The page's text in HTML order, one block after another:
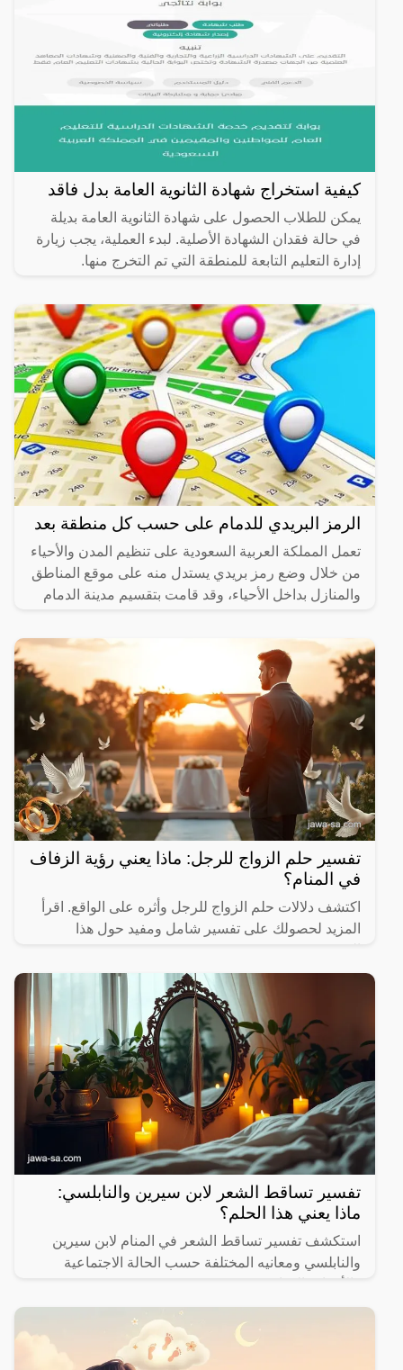
كيفية استخراج شهادة الثانوية العامة بدل فاقد
يمكن للطلاب الحصول على شهادة الثانوية العامة بديلة
في حالة فقدان الشهادة الأصلية. لبدء العملية، يجب زيارة
إدارة التعليم التابعة للمنطقة التي تم التخرج منها.
الرمز البريدي للدمام على حسب كل منطقة بعد
تعمل المملكة العربية السعودية على تنظيم المدن والأحياء
من خلال وضع رمز بريدي يستدل منه على موقع المناطق
والمنازل بداخل الأحياء، وقد قامت بتقسيم مدينة الدمام
تفسير حلم الزواج للرجل: ماذا يعني رؤية الزفاف
في المنام؟
اكتشف دلالات حلم الزواج للرجل وأثره على الواقع. اقرأ
المزيد لحصولك على تفسير شامل ومفيد حول هذا
تفسير تساقط الشعر لابن سيرين والنابلسي:
ماذا يعني هذا الحلم؟
استكشف تفسير تساقط الشعر في المنام لابن سيرين
والنابلسي ومعانيه المختلفة حسب الحالة الاجتماعية